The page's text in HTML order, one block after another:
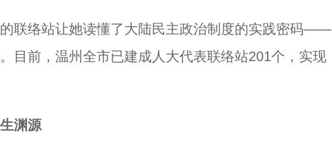
络站让她读懂了大陆民主政治制度的实践密码——
目前，温州全市已建成人大代表联络站201个，实现
渊源